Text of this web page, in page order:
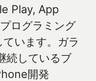
Play, App
ログラミング
います。ガラ
続しているブ
開発